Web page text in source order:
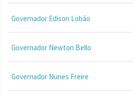
Governador Edison Lobão
Governador Newton Bello
Governador Nunes Freire